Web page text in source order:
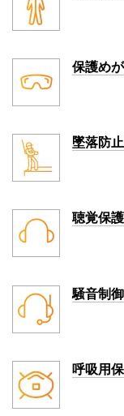
保護め
墜落防
聴覚保
騒音制
呼吸用